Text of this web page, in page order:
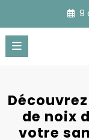
contenu
9
de noix
votre